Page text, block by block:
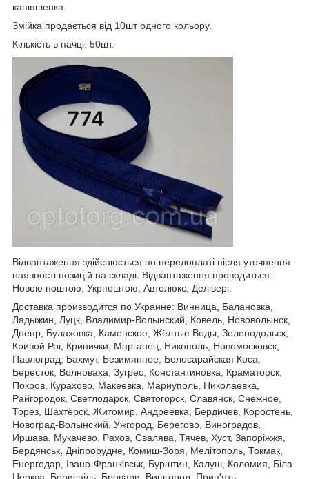
капюшенка.
Змійка продається від 10шт одного кольору.
Кількість в пачці: 50шт.
Відвантаження здійснюється по передоплаті після уточнення
наявності позицій на складі. Відвантаження проводиться:
Новою поштою, Укрпоштою, Автолюкс, Делівері.
Доставка производится по Украине: Винница, Балановка,
Ладыжин, Луцк, Владимир-Волынский, Ковель, Нововолынск,
Днепр, Булаховка, Каменское, Жёлтые Воды, Зеленодольск,
Кривой Рог, Кринички, Марганец, Никополь, Новомосковск,
Павлоград, Бахмут, Безимянное, Белосарайская Коса,
Бересток, Волноваха, Зугрес, Константиновка, Краматорск,
Покров, Курахово, Макеевка, Мариуполь, Николаевка,
Райгородок, Светлодарск, Святогорск, Славянск, Снежное,
Торез, Шахтёрск, Житомир, Андреевка, Бердичев, Коростень,
Новоград-Волынский, Ужгород, Берегово, Виноградов,
Иршава, Мукачево, Рахов, Свалява, Тячев, Хуст, Запоріжжя,
Бердянськ, Дніпрорудне, Комиш-Зоря, Мелітополь, Токмак,
Енергодар, Івано-Франківськ, Бурштин, Калуш, Коломия, Біла